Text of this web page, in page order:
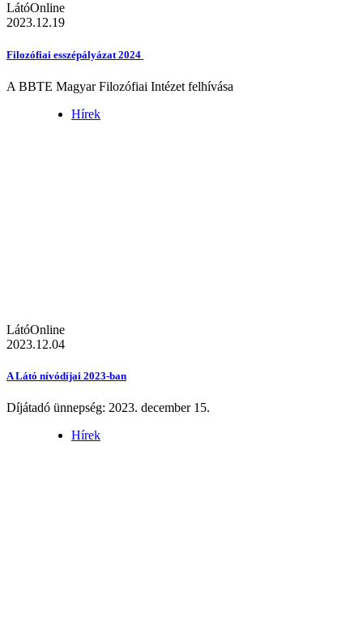
LátóOnline
2023.12.19
Filozófiai esszépályázat 2024
A BBTE Magyar Filozófiai Intézet felhívása
Hírek
LátóOnline
2023.12.04
A Látó nívódíjai 2023-ban
Díjátadó ünnepség: 2023. december 15.
Hírek